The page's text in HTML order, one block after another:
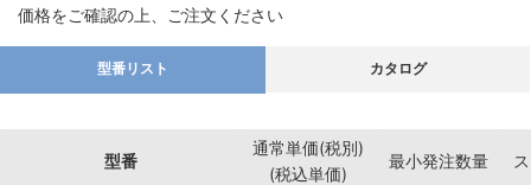
価格をご確認の上、ご注文ください
型番リスト カタログ
型番
通常単価(税別)
(税込単価)
最小発注数量